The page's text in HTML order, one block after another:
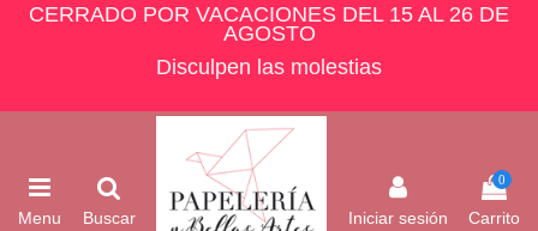
CERRADO POR VACACIONES DEL 15 AL 26 DE
AGOSTO
Disculpen las molestias
Menu Buscar Iniciar sesión
0
Carrito